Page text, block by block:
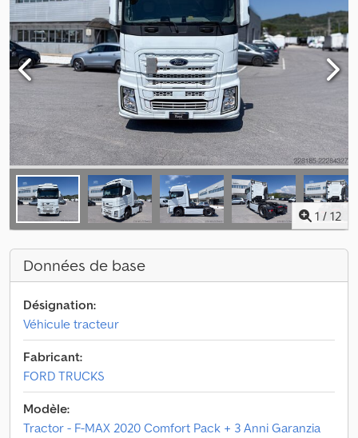
1 / 12
Données de base
Désignation:
Véhicule tracteur
Fabricant:
FORD TRUCKS
Modèle:
Tractor - F-MAX 2020 Comfort Pack + 3 Anni Garanzia